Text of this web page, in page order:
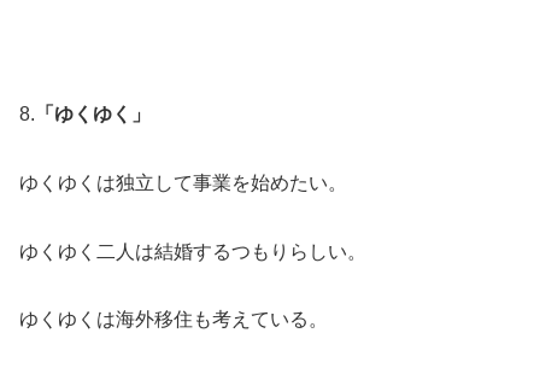
8. 「ゆくゆく」
ゆくゆくは独立して事業を始めたい。
ゆくゆく二人は結婚するつもりらしい。
ゆくゆくは海外移住も考えている。